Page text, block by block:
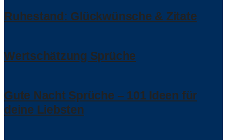
Ruhestand: Glückwünsche & Zitate
Wertschätzung Sprüche
Gute Nacht Sprüche – 101 Ideen für
deine Liebsten